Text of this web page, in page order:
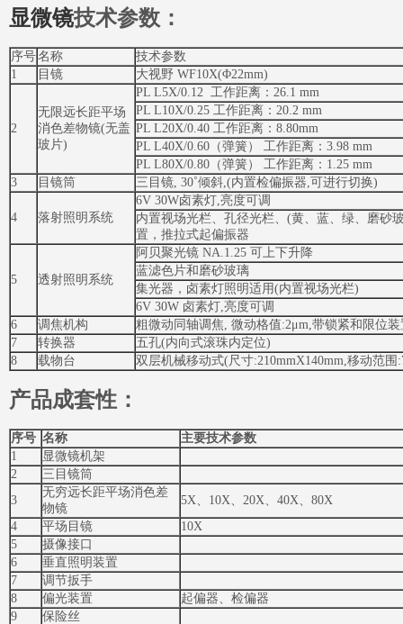
显微镜技术参数：
序号名称
技术参数
1
目镜 大视野 WF10X(Φ22mm)
2
无限远长距平场
消色差物镜(无盖
玻片)
PL L5X/0.12 工作距离：26.1 mm
PL L10X/0.25 工作距离：20.2 mm
PL L20X/0.40 工作距离：8.80mm
PL L40X/0.60（弹簧） 工作距离：3.98 mm
PL L80X/0.80（弹簧） 工作距离：1.25 mm
3
目镜筒 三目镜, 30˚倾斜,(内置检偏振器,可进行切换)
4 落射照明系统
6V 30W卤素灯,亮度可调
内置视场光栏、孔径光栏、(黄、蓝、绿、磨砂
置，推拉式起偏振器
5 透射照明系统
阿贝聚光镜 NA.1.25 可上下升降
蓝滤色片和磨砂玻璃
集光器，卤素灯照明适用(内置视场光栏)
6V 30W 卤素灯,亮度可调
6
调焦机构
粗微动同轴调焦, 微动格值:2μm,带锁紧和限位装
7
转换器
五孔(内向式滚珠内定位)
8
载物台 双层机械移动式(尺寸:210mmX140mm,移动范围
产品成套性：
序号 名称
主要技术参数
1
显微镜机架
2
三目镜筒
3
无穷远长距平场消色差
物镜
5X、10X、20X、40X、80X
4
平场目镜
10X
5
摄像接口
6
垂直照明装置
7
调节扳手
8
偏光装置
起偏器、检偏器
9
保险丝